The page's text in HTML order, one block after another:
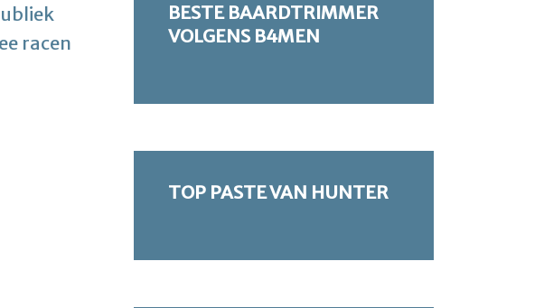
racen
BESTE BAARDTRIMMER
VOLGENS B4MEN
TOP PASTE VAN HUNTER